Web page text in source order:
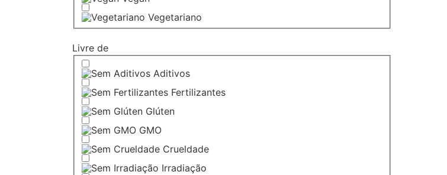
Vegetariano
Livre de
Aditivos
Fertilizantes
Glúten
GMO
Crueldade
Irradiação